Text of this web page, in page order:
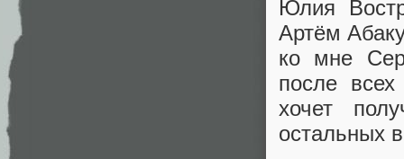
Юлия
Артём
ко мне
после
хочет
остальных